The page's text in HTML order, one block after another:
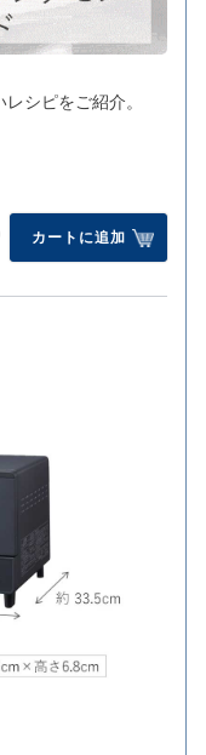
シピをご紹介。
カートに追加